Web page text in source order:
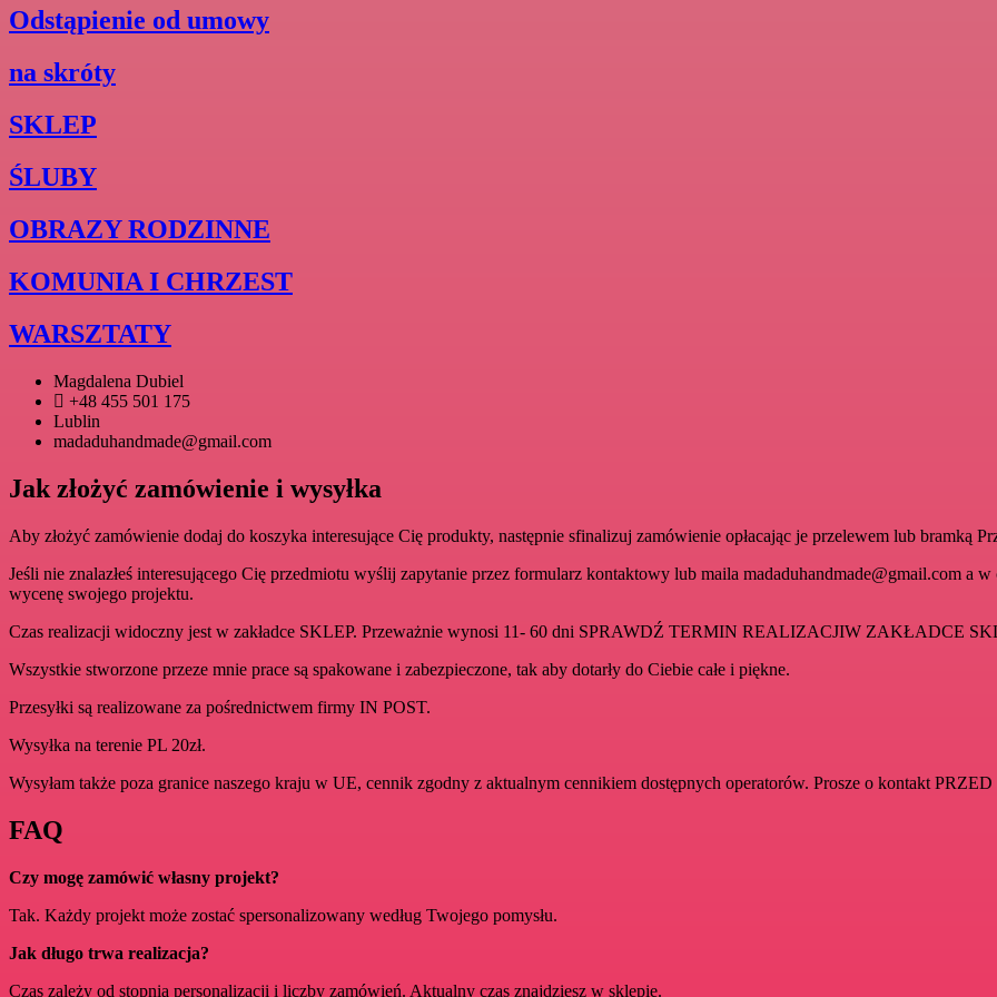
Odstąpienie od umowy
na skróty
SKLEP
ŚLUBY
OBRAZY RODZINNE
KOMUNIA I CHRZEST
WARSZTATY
Magdalena Dubiel
+48 455 501 175
Lublin
madaduhandmade@gmail.com
Jak złożyć zamówienie i wysyłka
Aby złożyć zamówienie dodaj do koszyka interesujące Cię produkty, następnie sfinalizuj zamówienie opłacając je przelewem lub bramką
Jeśli nie znalazłeś interesującego Cię przedmiotu wyślij zapytanie przez formularz kontaktowy lub maila madaduhandmade@gmail.com a
wycenę swojego projektu.
Czas realizacji widoczny jest w zakładce SKLEP. Przeważnie wynosi 11- 60 dni SPRAWDŹ TERMIN REALIZACJIW ZAKŁADCE
Wszystkie stworzone przeze mnie prace są spakowane i zabezpieczone, tak aby dotarły do Ciebie całe i piękne.
Przesyłki są realizowane za pośrednictwem firmy IN POST.
Wysyłka na terenie PL 20zł.
Wysyłam także poza granice naszego kraju w UE, cennik zgodny z aktualnym cennikiem dostępnych operatorów. Prosze o kontakt PRZED
FAQ
Czy mogę zamówić własny projekt?
Tak. Każdy projekt może zostać spersonalizowany według Twojego pomysłu.
Jak długo trwa realizacja?
Czas zależy od stopnia personalizacji i liczby zamówień. Aktualny czas znajdziesz w sklepie.